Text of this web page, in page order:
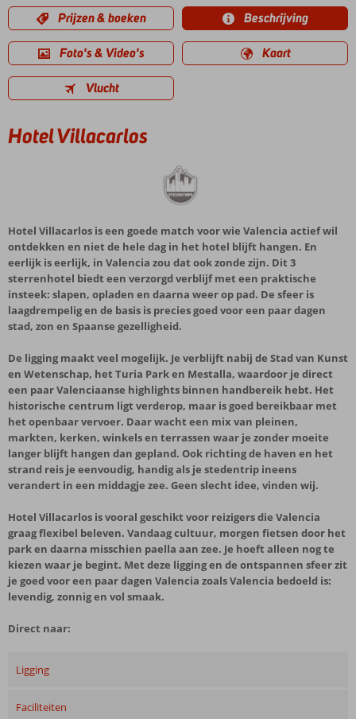
Prijzen & boeken Beschrijving
Foto's & Video's Kaart
Vlucht
Hotel Villacarlos
Hotel Villacarlos is een goede match voor wie Valencia actief wil
ontdekken en niet de hele dag in het hotel blijft hangen. En
eerlijk is eerlijk, in Valencia zou dat ook zonde zijn. Dit 3
sterrenhotel biedt een verzorgd verblijf met een praktische
insteek: slapen, opladen en daarna weer op pad. De sfeer is
laagdrempelig en de basis is precies goed voor een paar dagen
stad, zon en Spaanse gezelligheid.
De ligging maakt veel mogelijk. Je verblijft nabij de Stad van Kunst
en Wetenschap, het Turia Park en Mestalla, waardoor je direct
een paar Valenciaanse highlights binnen handbereik hebt. Het
historische centrum ligt verderop, maar is goed bereikbaar met
het openbaar vervoer. Daar wacht een mix van pleinen,
markten, kerken, winkels en terrassen waar je zonder moeite
langer blijft hangen dan gepland. Ook richting de haven en het
strand reis je eenvoudig, handig als je stedentrip ineens
verandert in een middagje zee. Geen slecht idee, vinden wij.
Hotel Villacarlos is vooral geschikt voor reizigers die Valencia
graag flexibel beleven. Vandaag cultuur, morgen fietsen door het
park en daarna misschien paella aan zee. Je hoeft alleen nog te
kiezen waar je begint. Met deze ligging en de ontspannen sfeer zit
je goed voor een paar dagen Valencia zoals Valencia bedoeld is:
levendig, zonnig en vol smaak.
Direct naar:
Ligging
Faciliteiten